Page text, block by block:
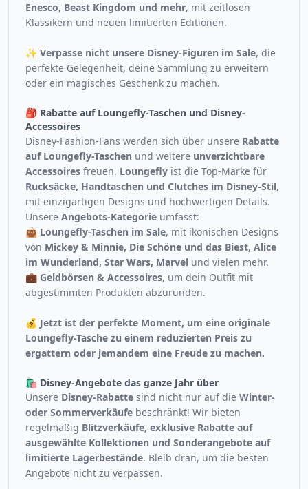
Enesco, Beast Kingdom und mehr, mit zeitlosen
Klassikern und neuen limitierten Editionen.
✨ Verpasse nicht unsere Disney-Figuren im Sale, die
perfekte Gelegenheit, deine Sammlung zu erweitern
oder ein magisches Geschenk zu machen.
🎒 Rabatte auf Loungefly-Taschen und Disney-
Accessoires
Disney-Fashion-Fans werden sich über unsere Rabatte
auf Loungefly-Taschen und weitere unverzichtbare
Accessoires freuen. Loungefly ist die Top-Marke für
Rucksäcke, Handtaschen und Clutches im Disney-Stil,
mit einzigartigen Designs und hochwertigen Details.
Unsere Angebots-Kategorie umfasst:
👜 Loungefly-Taschen im Sale, mit ikonischen Designs
von Mickey & Minnie, Die Schöne und das Biest, Alice
im Wunderland, Star Wars, Marvel und vielen mehr.
💼 Geldbörsen & Accessoires, um dein Outfit mit
abgestimmten Produkten abzurunden.
💰 Jetzt ist der perfekte Moment, um eine originale
Loungefly-Tasche zu einem reduzierten Preis zu
ergattern oder jemandem eine Freude zu machen.
🛍️ Disney-Angebote das ganze Jahr über
Unsere Disney-Rabatte sind nicht nur auf die Winter-
oder Sommerverkäufe beschränkt! Wir bieten
regelmäßig Blitzverkäufe, exklusive Rabatte auf
ausgewählte Kollektionen und Sonderangebote auf
limitierte Lagerbestände. Bleib dran, um die besten
Angebote nicht zu verpassen.